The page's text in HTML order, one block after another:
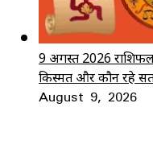
9 अगस्त 2026
किस्मत और कौन रहे
August 9, 2026